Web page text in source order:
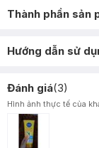
Thành phần sản
Hướng dẫn sử
Đánh giá(3)
Hình ảnh thực tế của